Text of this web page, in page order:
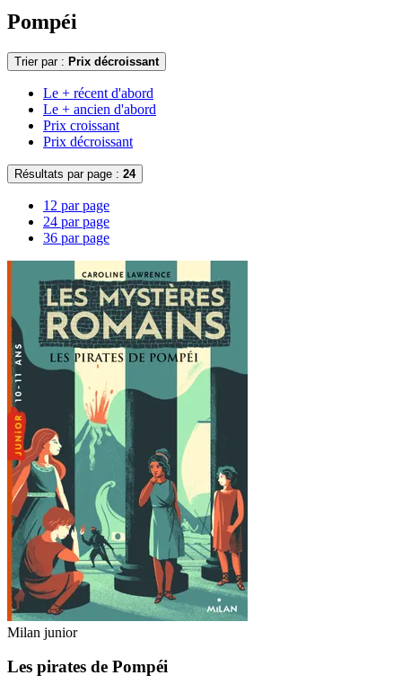
Pompéi
Trier par : Prix décroissant
Le + récent d'abord
Le + ancien d'abord
Prix croissant
Prix décroissant
Résultats par page : 24
12 par page
24 par page
36 par page
Milan junior
Les pirates de Pompéi